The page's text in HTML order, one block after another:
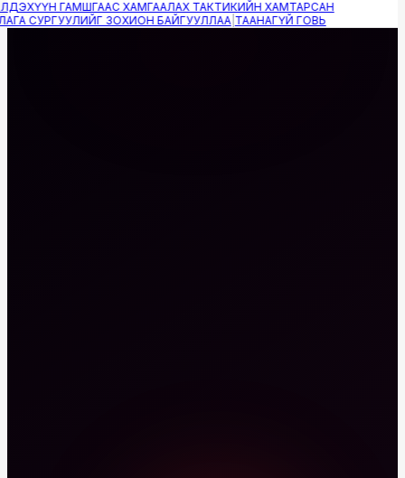
ГАМШГААС ХАМГААЛАХ ТАКТИКИЙН ХАМТАРСАН
СУРГУУЛИЙГ ЗОХИОН БАЙГУУЛЛАА|ТААНАГҮЙ ГОВЬ